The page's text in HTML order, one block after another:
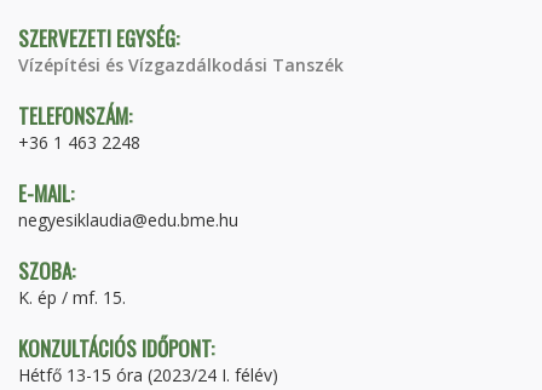
SZERVEZETI EGYSÉG:
Vízépítési és Vízgazdálkodási Tanszék
TELEFONSZÁM:
+36 1 463 2248
E-MAIL:
negyesiklaudia@edu.bme.hu
SZOBA:
K. ép / mf. 15.
KONZULTÁCIÓS IDŐPONT:
Hétfő 13-15 óra (2023/24 I. félév)